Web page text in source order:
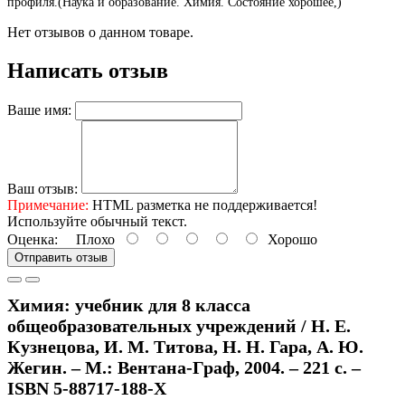
Нет отзывов о данном товаре.
Написать отзыв
Ваше имя:
Ваш отзыв:
Примечание: HTML разметка не поддерживается!
Используйте обычный текст.
Оценка: Плохо Хорошо
Отправить отзыв
Химия: учебник для 8 класса
общеобразовательных учреждений / Н. Е.
Кузнецова, И. М. Титова, Н. Н. Гара, А. Ю.
Жегин. – М.: Вентана-Граф, 2004. – 221 с. –
ISBN 5-88717-188-Х